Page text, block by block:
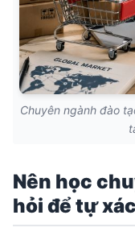
Chuyên ngành đào
Nên học
hỏi để tự